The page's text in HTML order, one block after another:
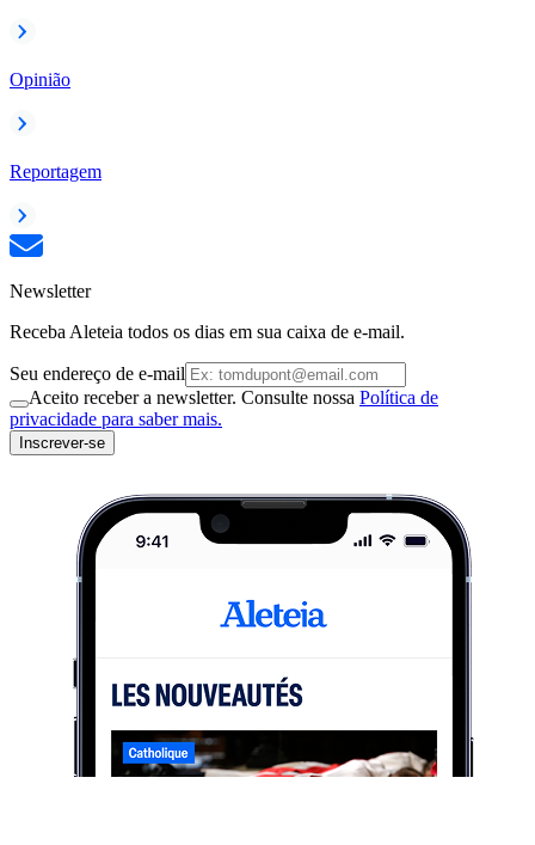
Opinião
Reportagem
Newsletter
Receba Aleteia todos os dias em sua caixa de e-mail.
Seu endereço de e-mail
Aceito receber a newsletter. Consulte nossa Política de
privacidade para saber mais.
Inscrever-se